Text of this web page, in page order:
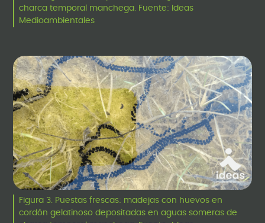
charca temporal manchega. Fuente: Ideas
Medioambientales
Figura 3. Puestas frescas: madejas con huevos en
cordón gelatinoso depositadas en aguas someras de